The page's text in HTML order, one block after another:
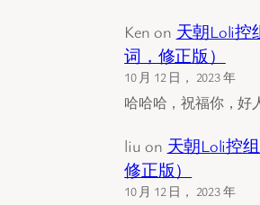
Ken on 天朝Loli控
词，修正版）
10 月 12 日， 2023 年
哈哈哈，祝福你，好
liu on 天朝Loli控
修正版）
10 月 12 日， 2023 年